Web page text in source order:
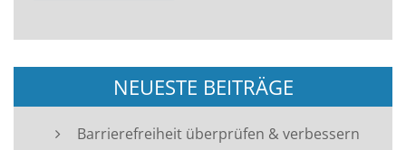
NEUESTE BEITRÄGE
Barrierefreiheit überprüfen & verbessern